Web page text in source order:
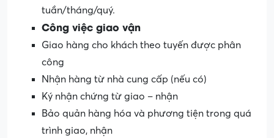
tuần/tháng/quý.
Công việc giao vận
Giao hàng cho khách theo tuyến được phân
công
Nhận hàng từ nhà cung cấp (nếu có)
Ký nhận chứng từ giao – nhận
Bảo quản hàng hóa và phương tiện trong quá
trình giao, nhận